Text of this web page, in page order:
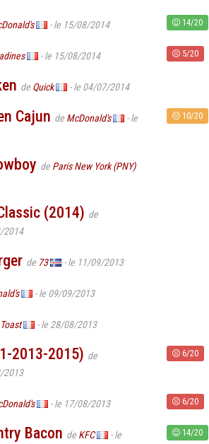
- le 15/08/2014 14/20
- le 15/08/2014 5/20
de Quick - le 04/07/2014
Cajun de McDonald's
- le
10/20
de Paris New York (PNY)
(2014) de
2014
de 73 - le 11/09/2013
- le 09/09/2013
- le 28/08/2013
2013-2015) de
2013
6/20
- le 17/08/2013 6/20
Bacon de KFC
- le
14/20